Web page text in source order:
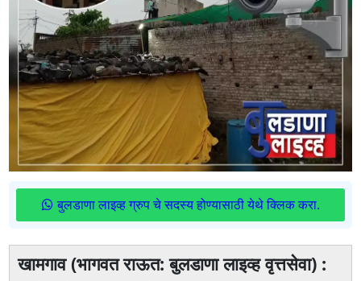
बुलडाणा लाइव्ह ग्रुप चे सदस्य होण्यासाठी येथे क्लिक करा.
खामगाव (भागवत राऊत: बुलडाणा लाइव्ह वृत्तसेवा) :